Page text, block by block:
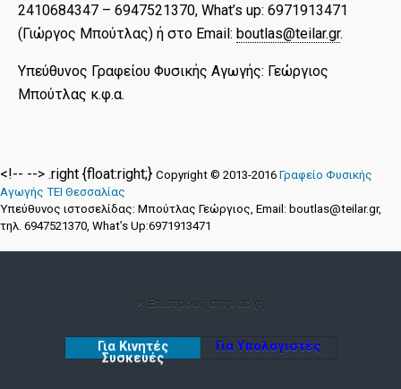
2410684347 – 6947521370, What’s up: 6971913471
(Γιώργος Μπούτλας) ή στο Email: boutlas@teilar.gr.
Υπεύθυνος Γραφείου Φυσικής Αγωγής: Γεώργιος
Μπούτλας κ.φ.α.
<!-- --> .right {float:right;} Copyright © 2013-2016 Γραφείο Φυσικής
Αγωγής ΤΕΙ Θεσσαλίας
Υπεύθυνος ιστοσελίδας: Μπούτλας Γεώργιος, Email: boutlas@teilar.gr,
τηλ. 6947521370, What’s Up:6971913471
Επιστροφή στην αρχή
Για Κινητές
Συσκευές
Για Υπολογιστές